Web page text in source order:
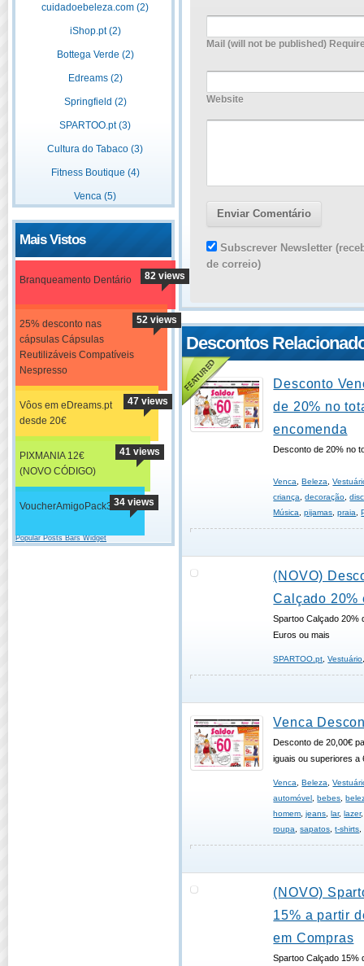
cuidadoebeleza.com (2)
iShop.pt (2)
Bottega Verde (2)
Edreams (2)
Springfield (2)
SPARTOO.pt (3)
Cultura do Tabaco (3)
Fitness Boutique (4)
Venca (5)
Mais Vistos
Branqueamento Dentário 82 views
25% desconto nas
cápsulas Cápsulas
Reutilizáveis Compatíveis
Nespresso
52 views
Vôos em eDreams.pt
desde 20€
47 views
PIXMANIA 12€
(NOVO CÓDIGO)
41 views
VoucherAmigoPack3h/s34 views
Popular Posts Bars Widget
Mail (will not be published)
Website
Subscrever Newsletter
de correio)
Descontos
Desconto
de 20% no
encomenda
Desconto de 20% no
Venca ,Beleza ,
criança
,decoração ,
Música
,pijamas ,praia ,
(NOVO)
Calçado 20%
Spartoo Calçado 20%
Euros ou mais
SPARTOO.pt ,Vestuário
Venca
Desconto de 20,00€
iguais ou superiores a
Venca ,Beleza ,
automóvel ,bebes ,
homem ,jeans ,lar,lazer
roupa
,sapatos ,t-shirts
(NOVO)
15% a partir
em Compras
Spartoo Calçado 15%